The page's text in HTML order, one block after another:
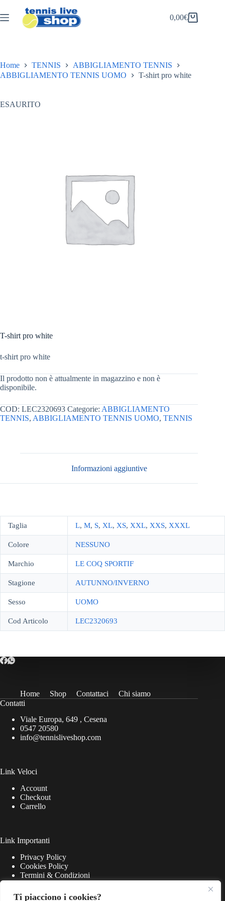
Ti piacciono i cookies?
al
contenuto
Carrello
0,00€
Home TENNIS
ABBIGLIAMENTO TENNIS
ABBIGLIAMENTO TENNIS UOMO
T-shirt pro white
ESAURITO
T-shirt pro white
t-shirt pro white
Il prodotto non è attualmente in magazzino e non è
disponibile.
COD: LEC2320693 Categorie: ABBIGLIAMENTO
TENNIS, ABBIGLIAMENTO TENNIS UOMO, TENNIS
Informazioni aggiuntive
Taglia L, M, S, XL, XS, XXL, XXS, XXXL
Colore NESSUNO
Marchio LE COQ SPORTIF
Stagione AUTUNNO/INVERNO
Sesso UOMO
Cod Articolo LEC2320693
Home Shop Contattaci
Chi siamo
Contatti
Viale Europa, 649 , Cesena
0547 20580
info@tennisliveshop.com
Link Veloci
Account
Checkout
Carrello
Link Importanti
Privacy Policy
Cookies Policy
Termini & Condizioni